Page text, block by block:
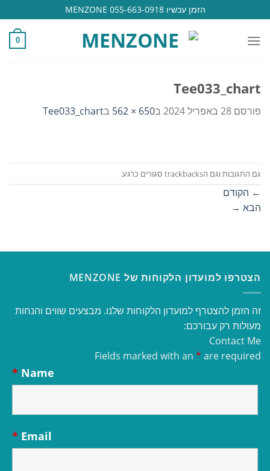
to
content
הזמן עכשיו 055-663-0918 MENZONE
0
Tee033_chart
פורסם 28 באפריל 2024 ב650 × 562 בTee033_chart
גם התגובות וגם הtrackbacks סגורים כרגע.
← הקודם
הבא →
הצטרפו למועדון הלקוחות של MENZONE
זה הזמן להצטרף למועדון הלקוחות שלנו. מבצעים שווים והנחות
מעולות רק עבורכם:
Contact Me
Fields marked with an * are required
Name
*
Email
*